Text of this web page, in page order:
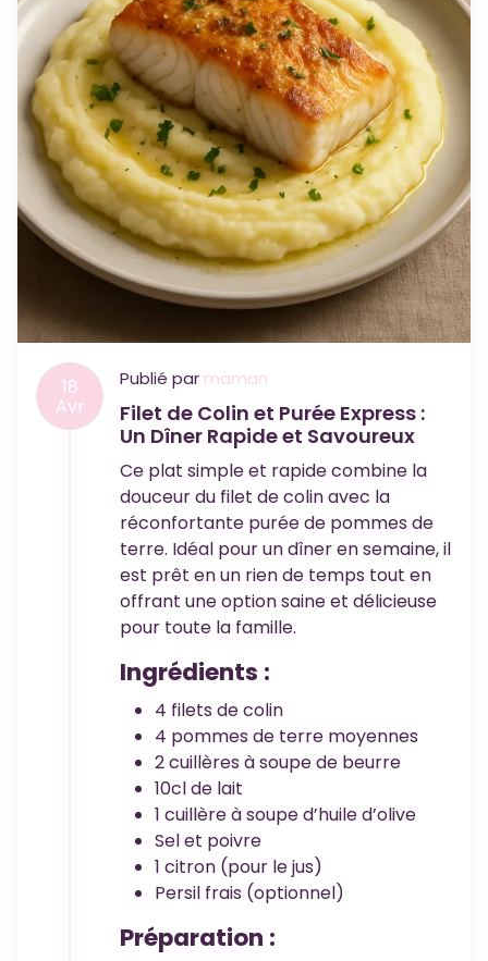
18
Avr
Publié par maman
Filet de Colin et Purée Express :
Un Dîner Rapide et Savoureux
Ce plat simple et rapide combine la
douceur du filet de colin avec la
réconfortante purée de pommes de
terre. Idéal pour un dîner en semaine, il
est prêt en un rien de temps tout en
offrant une option saine et délicieuse
pour toute la famille.
Ingrédients :
4 filets de colin
4 pommes de terre moyennes
2 cuillères à soupe de beurre
10cl de lait
1 cuillère à soupe d’huile d’olive
Sel et poivre
1 citron (pour le jus)
Persil frais (optionnel)
Préparation :